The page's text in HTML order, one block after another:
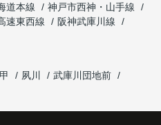
まいを選ばれました。
ぞれの通勤・通学時間が短く
道本線
神戸市西神・山手線
速東西線
阪神武庫川線
夙川
武庫川団地前